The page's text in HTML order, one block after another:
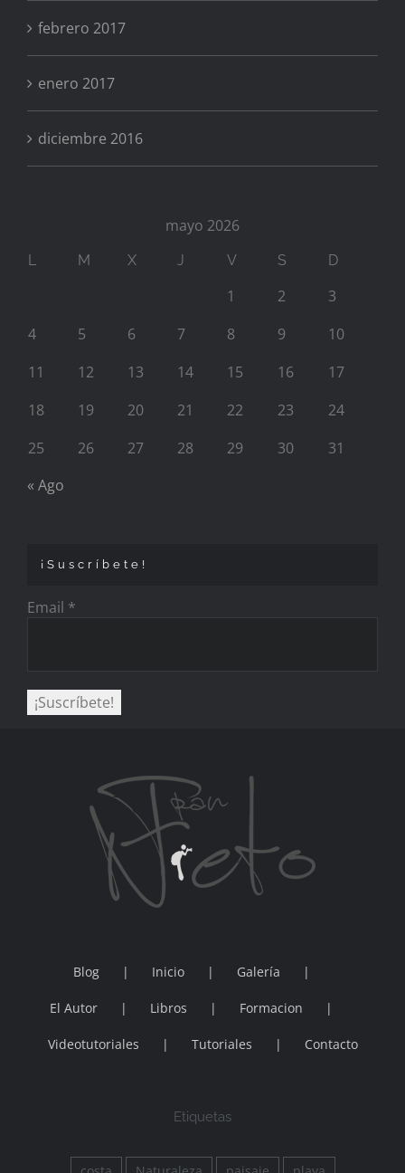
febrero 2017
enero 2017
diciembre 2016
mayo 2026
L M X J V S D
1 2
3
4
5 6 7 8 9
10
11
12 13 14 15 16
17
18
19 20 21 22 23
24
25
26 27 28 29 30
31
« Ago
¡Suscríbete!
Email *
Blog Inicio Galería
El Autor Libros Formacion
Videotutoriales Tutoriales Contacto
Etiquetas